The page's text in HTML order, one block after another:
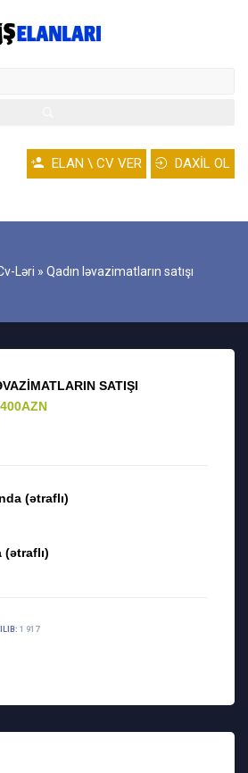
ELAN \ CV VER DAXİL OL
Ləri » Qadın ləvazimatların satışı
SATIŞI
(ətraflı)
1 917